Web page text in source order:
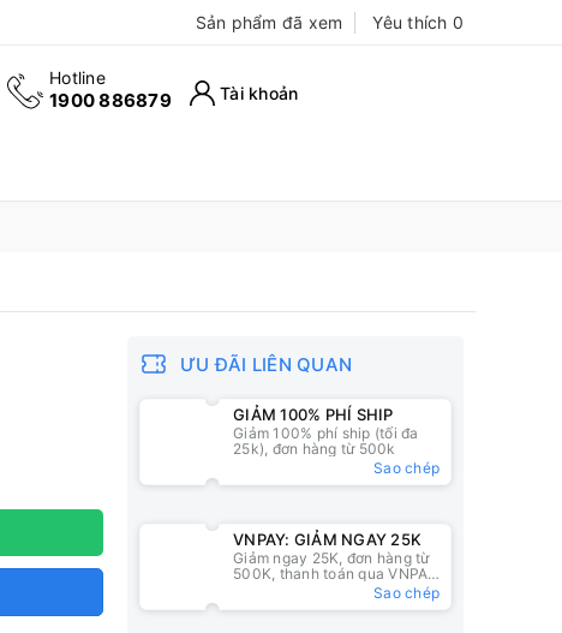
Sản phẩm đã xem Yêu thích 0
Hotline
1900 886879 Tài khoản
ƯU ĐÃI LIÊN QUAN
GIẢM 100% PHÍ SHIP
Giảm 100% phí ship (tối đa
25k), đơn hàng từ 500k
Sao chép
VNPAY: GIẢM NGAY 25K
Giảm ngay 25K, đơn hàng từ
500K, thanh toán qua VNPAY
Sao chép